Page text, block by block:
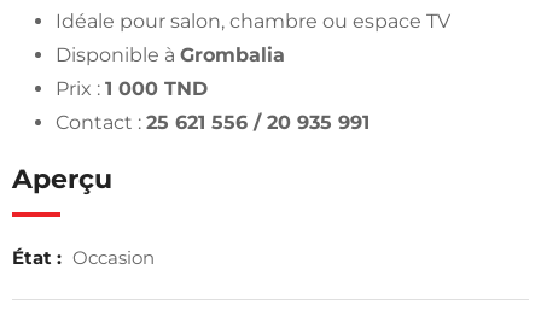
Idéale pour salon, chambre ou espace TV
Disponible à Grombalia
Prix : 1 000 TND
Contact : 25 621 556 / 20 935 991
Aperçu
État : Occasion